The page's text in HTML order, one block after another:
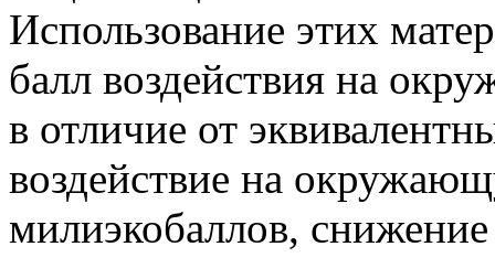
Использование этих
балл воздействия на
в отличие от
воздействие на
милиэкобаллов,